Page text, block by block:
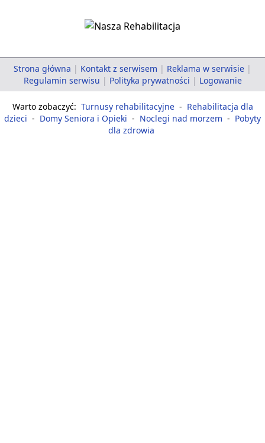
Strona główna | Kontakt z serwisem | Reklama w serwisie |
Regulamin serwisu | Polityka prywatności | Logowanie
Warto zobaczyć: Turnusy rehabilitacyjne - Rehabilitacja dla
dzieci - Domy Seniora i Opieki - Noclegi nad morzem - Pobyty
dla zdrowia